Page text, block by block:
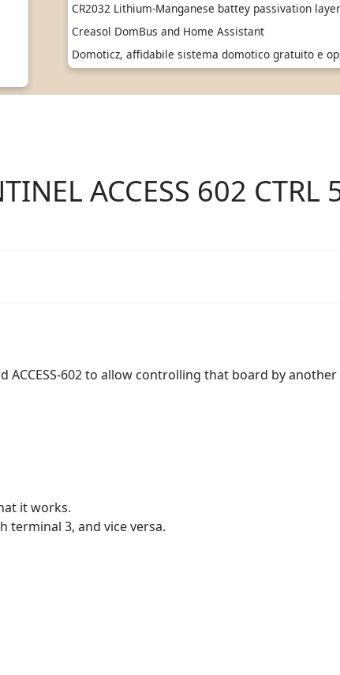
CR2032 Lithium-Manganese battey passivation layer
Creasol DomBus and Home Assistant
Domoticz, affidabile sistema domotico gratuito e
ACCESS 602 CTRL
ACCESS-602 to allow controlling that board by
it works.
3, and vice versa.